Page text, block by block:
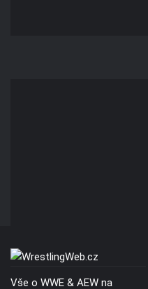
Vše o WWE & AEW na